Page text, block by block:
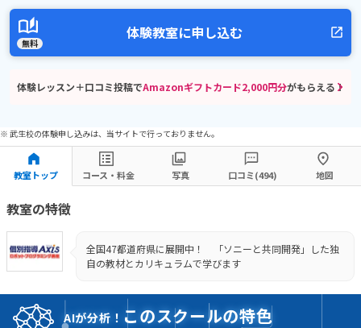
無料
体験教室に申し込む
体験レッスン＋口コミ投稿でAmazonギフトカード2,000円分がもらえる！
※ 武生校の体験申し込みは、当サイトで行っておりません。
教室トップ コース・料金 写真 口コミ(494) 地図
教室の特徴
全国47都道府県に展開中！ 「ソニーと共同開発」した独
自の教材とカリキュラムで学びます
AIが分析！ このスクールの特色